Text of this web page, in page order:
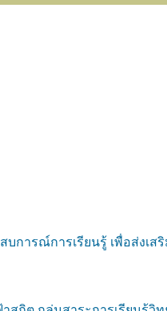
บการณ์การเรียนรู้ เพื่อส่